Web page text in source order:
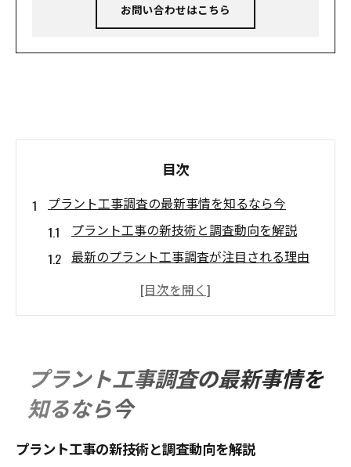
お問い合わせはこちら
目次
プラント工事調査の最新事情を知るなら今
プラント工事の新技術と調査動向を解説
最新のプラント工事調査が注目される理由
プラント工事調査の現状と今後の展望とは
調査精度が問われるプラント工事の選び方
精度が高いプラント工事調査の選定基準
プラント工事で信頼を得る調査会社の特徴
プラント工事調査の最新事情を
知るなら今
プラント工事の新技術と調査動向を解説